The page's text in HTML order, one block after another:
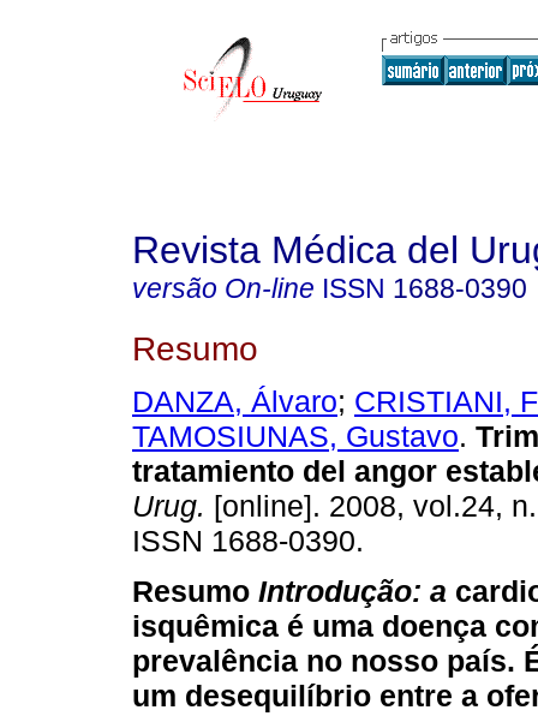
Revista Médica del
versão On-line ISSN 1688-0390
Resumo
DANZA, Álvaro; CRISTIANI,
TAMOSIUNAS, Gustavo.
tratamiento del angor
Urug. [online]. 2008, vol.24,
ISSN 1688-0390.
Resumo Introdução: a
isquêmica é uma doença
prevalência no nosso país.
um desequilíbrio entre a